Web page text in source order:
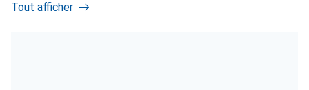
Tout afficher